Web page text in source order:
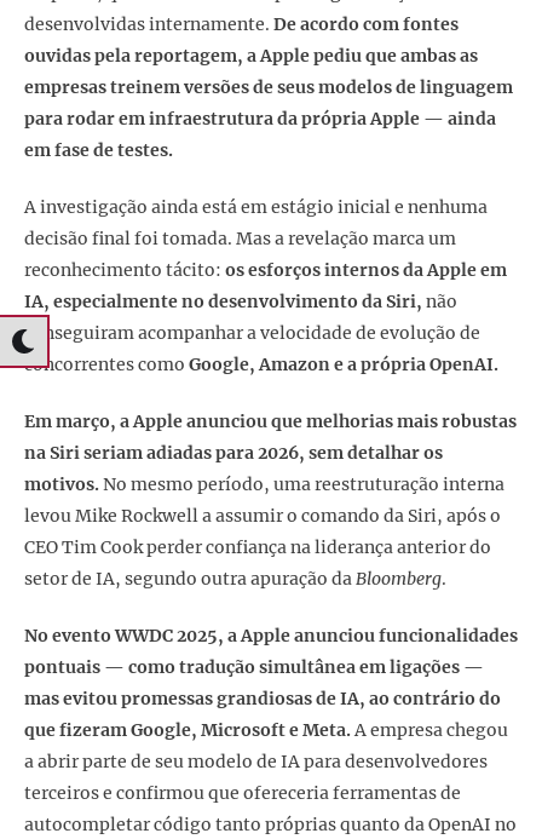
desenvolvidas internamente. De acordo com fontes
ouvidas pela reportagem, a Apple pediu que ambas as
empresas treinem versões de seus modelos de linguagem
para rodar em infraestrutura da própria Apple — ainda
em fase de testes.
A investigação ainda está em estágio inicial e nenhuma
decisão final foi tomada. Mas a revelação marca um
reconhecimento tácito: os esforços internos da Apple em
IA, especialmente no desenvolvimento da Siri, não
conseguiram acompanhar a velocidade de evolução de
concorrentes como Google, Amazon e a própria OpenAI.
Em março, a Apple anunciou que melhorias mais robustas
na Siri seriam adiadas para 2026, sem detalhar os
motivos.No mesmo período, uma reestruturação interna
levou Mike Rockwell a assumir o comando da Siri, após o
CEO Tim Cook perder confiança na liderança anterior do
setor de IA, segundo outra apuração daBloomberg.
No evento WWDC 2025, a Apple anunciou funcionalidades
pontuais — como tradução simultânea em ligações —
mas evitou promessas grandiosas de IA, ao contrário do
que fizeram Google, Microsoft e Meta.A empresa chegou
a abrir parte de seu modelo de IA para desenvolvedores
terceiros e confirmou que ofereceria ferramentas de
autocompletar código tanto próprias quanto da OpenAI no